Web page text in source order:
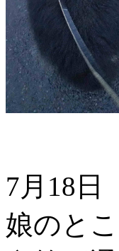
7月18日
娘のと